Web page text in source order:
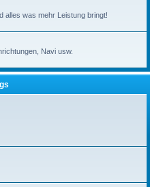
alles was mehr Leistung bringt!
Navi usw.